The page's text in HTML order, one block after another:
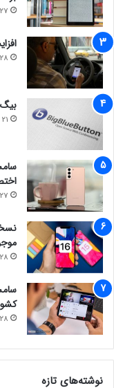
گراک ۳ 27 اردیبهشت 1401
28 اردیبهشت 1401
بیگ
21 اسفند 1401
27 اردیبهشت 1401
28 اردیبهشت 1401
28 اردیبهشت 1401
نوشته‌های تازه